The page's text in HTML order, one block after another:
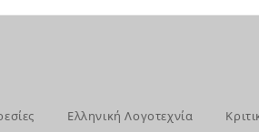
Ελληνική Λογοτεχνία